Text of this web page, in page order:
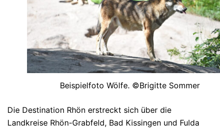
Beispielfoto Wölfe. ©Brigitte Sommer
Die Destination Rhön erstreckt sich über die
Landkreise Rhön-Grabfeld, Bad Kissingen und Fulda